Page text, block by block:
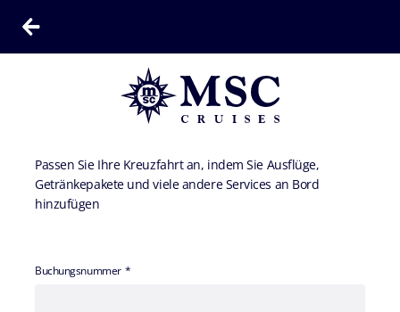
Passen Sie Ihre Kreuzfahrt an, indem Sie Ausflüge,
Getränkepakete und viele andere Services an Bord
hinzufügen
Buchungsnummer